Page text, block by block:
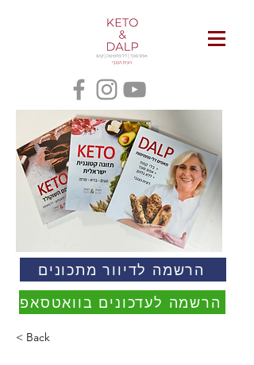
הרשמה לדיוור מתכונים
הרשמה לעדכונים בוואטסאפ
< Back